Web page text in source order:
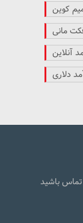
کوین
مانی
آنلاین
دلاری
تماس باشید